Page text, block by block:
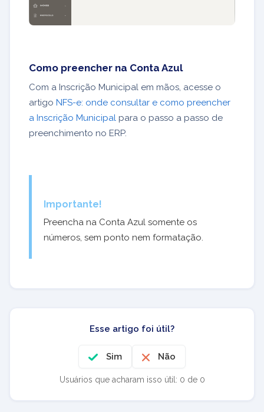
Como preencher na Conta Azul
Com a Inscrição Municipal em mãos, acesse o
artigo NFS-e: onde consultar e como preencher
a Inscrição Municipal para o passo a passo de
preenchimento no ERP.
Importante!
Preencha na Conta Azul somente os
números, sem ponto nem formatação.
Esse artigo foi útil?
Sim Não
Usuários que acharam isso útil: 0 de 0